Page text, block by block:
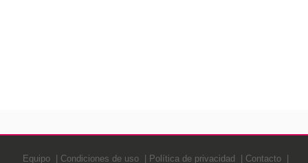
Equipo Condiciones de uso Política de privacidad Contacto